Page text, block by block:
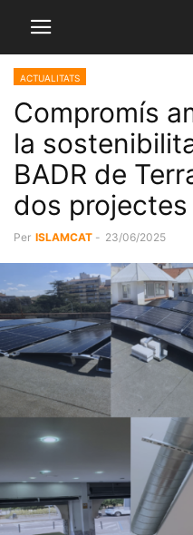
ACTUALITATS
Compromís
la
BADR de
dos
Per ISLAMCAT - 23/06/2025